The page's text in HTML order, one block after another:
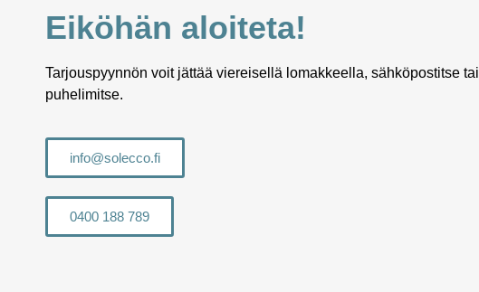
Eiköhän aloiteta!
Tarjouspyynnön voit jättää viereisellä lomakkeella, sähköpostitse tai
puhelimitse.
info@solecco.fi
0400 188 789